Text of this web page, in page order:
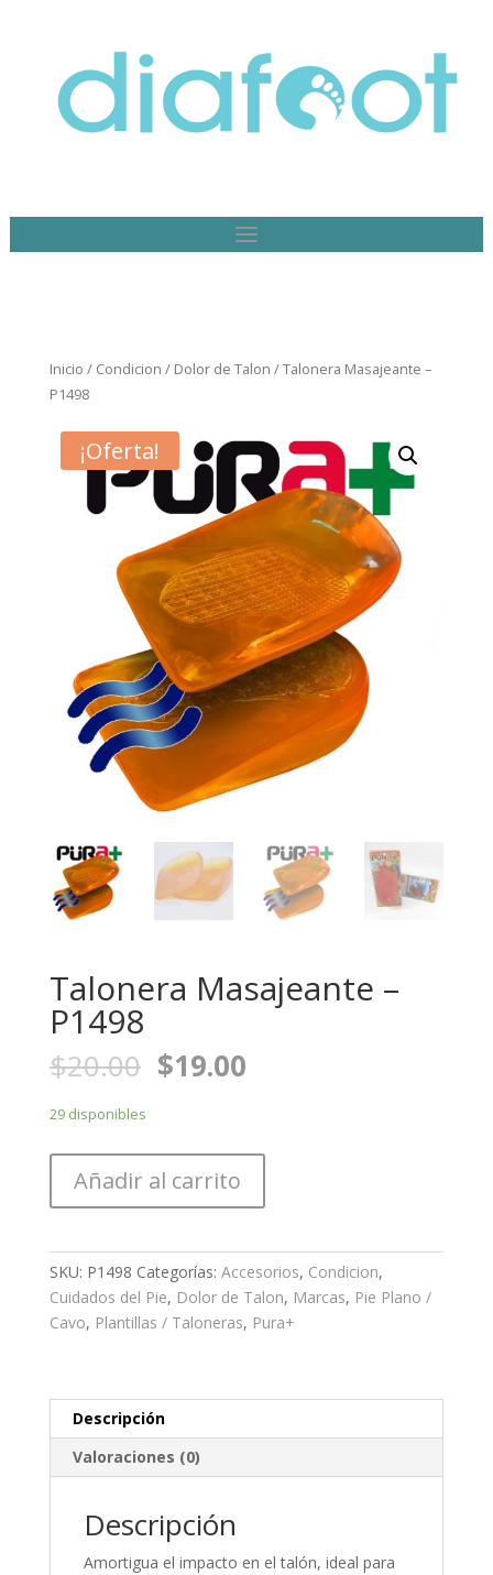
Inicio / Condicion / Dolor de Talon / Talonera Masajeante –
P1498
¡Oferta!
Talonera Masajeante –
P1498
$20.00 $19.00
29 disponibles
Añadir al carrito
SKU: P1498 Categorías: Accesorios, Condicion,
Cuidados del Pie, Dolor de Talon, Marcas, Pie Plano /
Cavo, Plantillas / Taloneras, Pura+
Descripción
Valoraciones (0)
Descripción
Amortigua el impacto en el talón, ideal para